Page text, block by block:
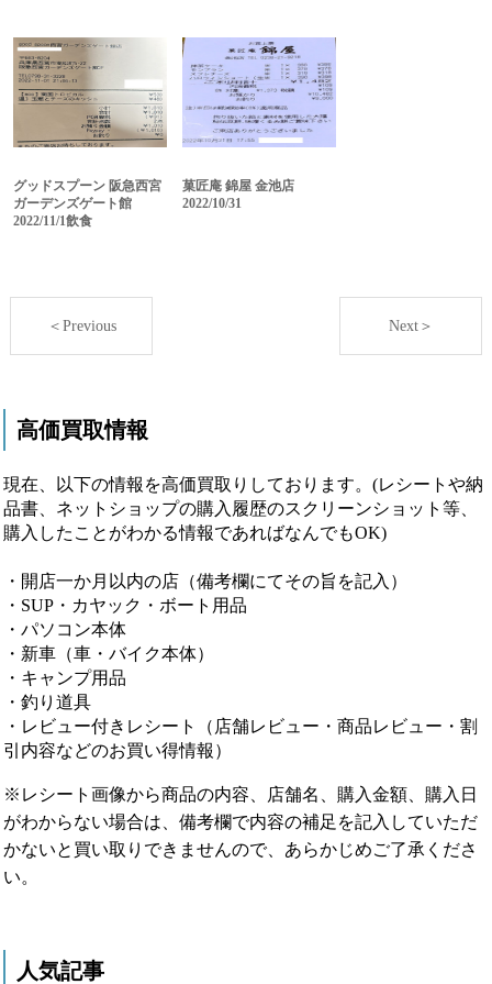
グッドスプーン 阪急西宮
ガーデンズゲート館
2022/11/1飲食
菓匠庵 錦屋 金池店
2022/10/31
＜Previous Next＞
高価買取情報
現在、以下の情報を高価買取りしております。(レシートや納
品書、ネットショップの購入履歴のスクリーンショット等、
購入したことがわかる情報であればなんでもOK)
・開店一か月以内の店（備考欄にてその旨を記入）
・SUP・カヤック・ボート用品
・パソコン本体
・新車（車・バイク本体）
・キャンプ用品
・釣り道具
・レビュー付きレシート（店舗レビュー・商品レビュー・割
引内容などのお買い得情報）
※レシート画像から商品の内容、店舗名、購入金額、購入日
がわからない場合は、備考欄で内容の補足を記入していただ
かないと買い取りできませんので、あらかじめご了承くださ
い。
人気記事